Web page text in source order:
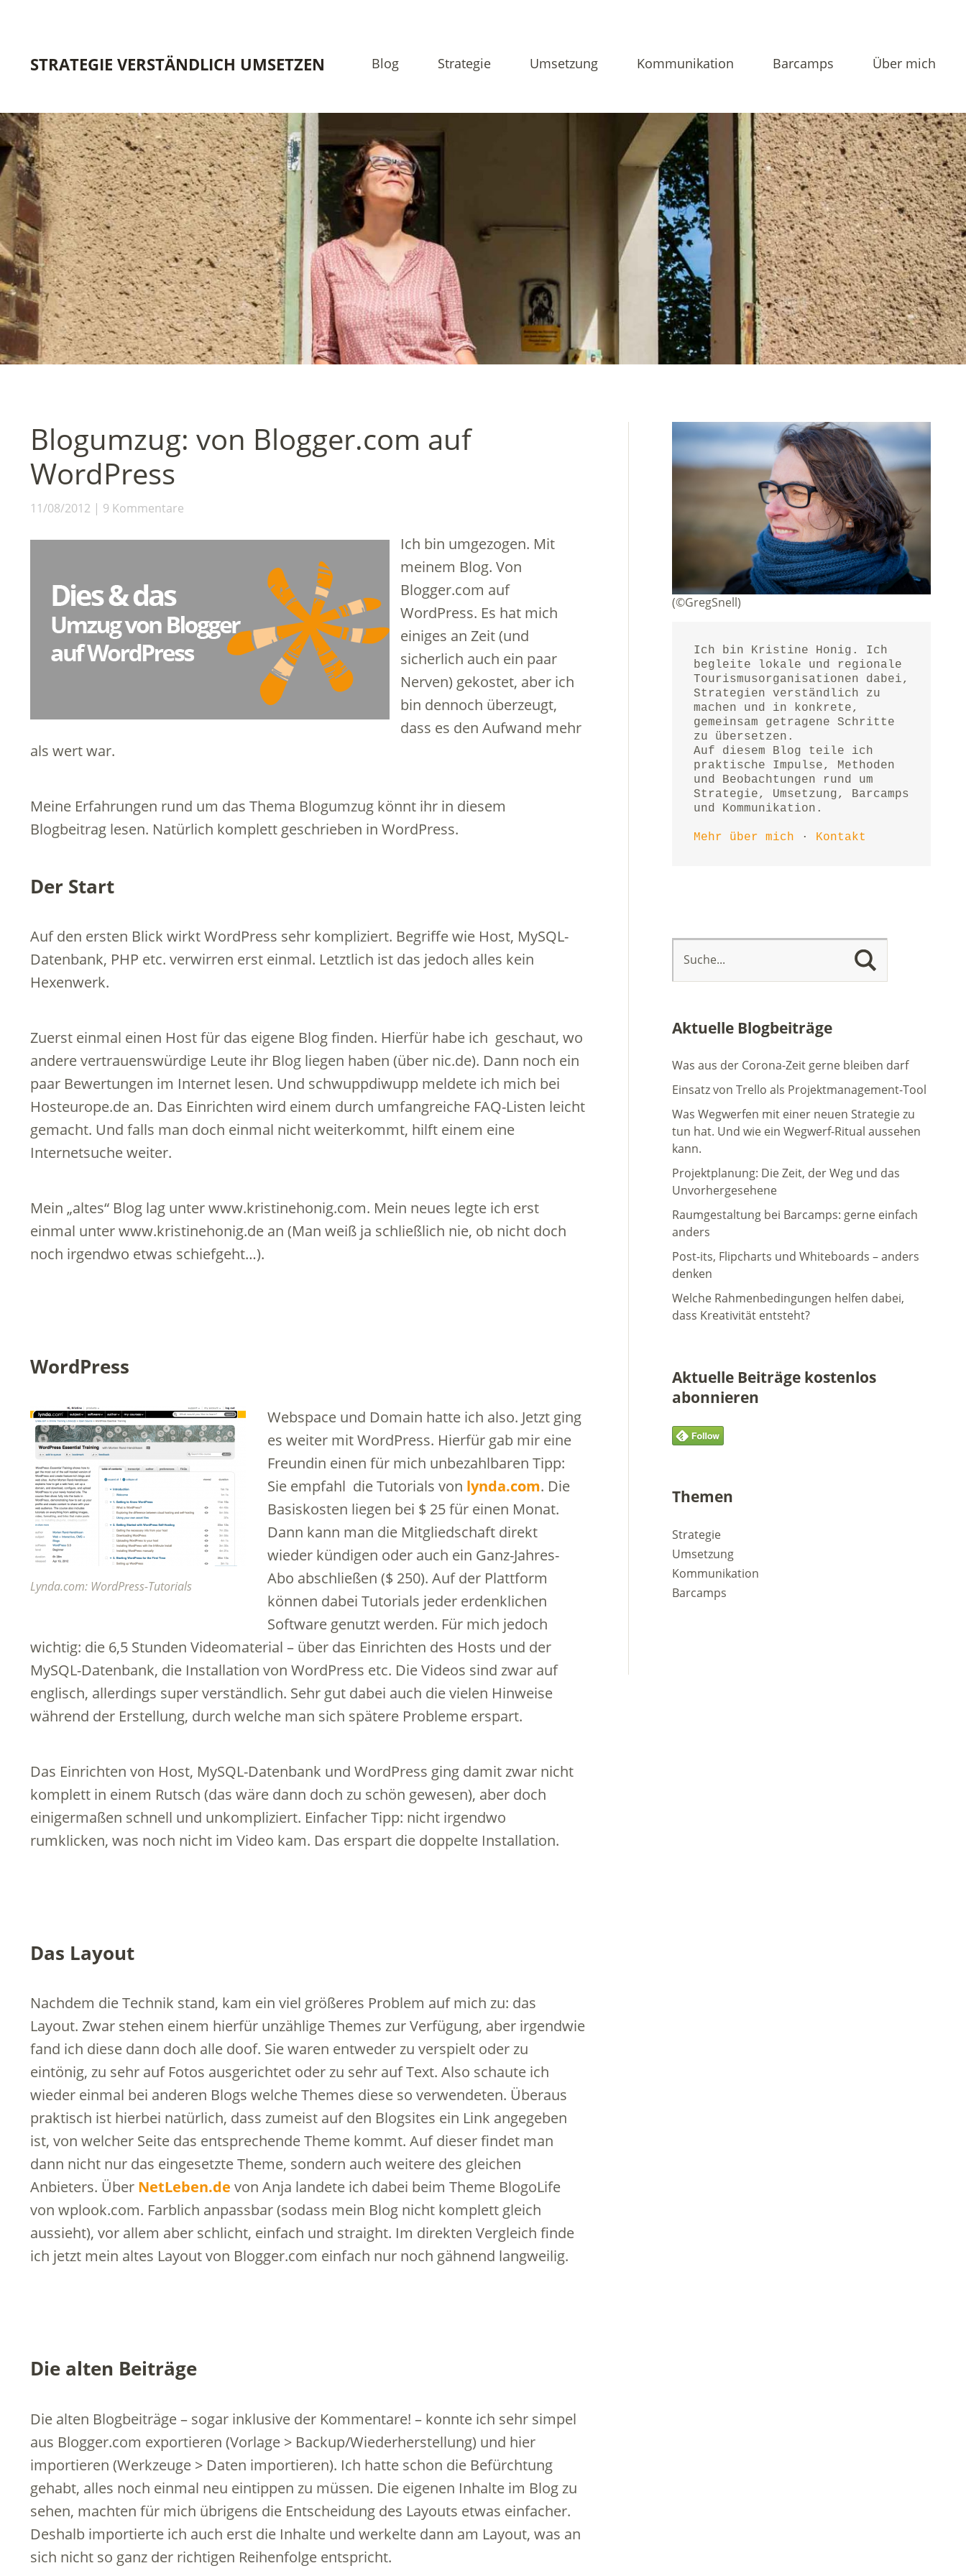
STRATEGIE VERSTÄNDLICH UMSETZEN Blog Strategie Umsetzung Kommunikation Barcamps Über mich
Blogumzug: von Blogger.com auf
WordPress
11/08/2012 9 Kommentare
Ich bin umgezogen. Mit
meinem Blog. Von
Blogger.com auf
WordPress. Es hat mich
einiges an Zeit (und
sicherlich auch ein paar
Nerven) gekostet, aber ich
bin dennoch überzeugt,
dass es den Aufwand mehr
als wert war.
Meine Erfahrungen rund um das Thema Blogumzug könnt ihr in diesem
Blogbeitrag lesen. Natürlich komplett geschrieben in WordPress.
Der Start
Auf den ersten Blick wirkt WordPress sehr kompliziert. Begriffe wie Host, MySQL-
Datenbank, PHP etc. verwirren erst einmal. Letztlich ist das jedoch alles kein
Hexenwerk.
Zuerst einmal einen Host für das eigene Blog finden. Hierfür habe ich geschaut, wo
andere vertrauenswürdige Leute ihr Blog liegen haben (über nic.de). Dann noch ein
paar Bewertungen im Internet lesen. Und schwuppdiwupp meldete ich mich bei
Hosteurope.de an. Das Einrichten wird einem durch umfangreiche FAQ-Listen leicht
gemacht. Und falls man doch einmal nicht weiterkommt, hilft einem eine
Internetsuche weiter.
Mein „altes“ Blog lag unter www.kristinehonig.com. Mein neues legte ich erst
einmal unter www.kristinehonig.de an (Man weiß ja schließlich nie, ob nicht doch
noch irgendwo etwas schiefgeht…).
WordPress
Lynda.com: WordPress-Tutorials
Webspace und Domain hatte ich also. Jetzt ging
es weiter mit WordPress. Hierfür gab mir eine
Freundin einen für mich unbezahlbaren Tipp:
Sie empfahl die Tutorials von lynda.com. Die
Basiskosten liegen bei $ 25 für einen Monat.
Dann kann man die Mitgliedschaft direkt
wieder kündigen oder auch ein Ganz-Jahres-
Abo abschließen ($ 250). Auf der Plattform
können dabei Tutorials jeder erdenklichen
Software genutzt werden. Für mich jedoch
wichtig: die 6,5 Stunden Videomaterial – über das Einrichten des Hosts und der
MySQL-Datenbank, die Installation von WordPress etc. Die Videos sind zwar auf
englisch, allerdings super verständlich. Sehr gut dabei auch die vielen Hinweise
während der Erstellung, durch welche man sich spätere Probleme erspart.
Das Einrichten von Host, MySQL-Datenbank und WordPress ging damit zwar nicht
komplett in einem Rutsch (das wäre dann doch zu schön gewesen), aber doch
einigermaßen schnell und unkompliziert. Einfacher Tipp: nicht irgendwo
rumklicken, was noch nicht im Video kam. Das erspart die doppelte Installation.
Das Layout
Nachdem die Technik stand, kam ein viel größeres Problem auf mich zu: das
Layout. Zwar stehen einem hierfür unzählige Themes zur Verfügung, aber irgendwie
fand ich diese dann doch alle doof. Sie waren entweder zu verspielt oder zu
eintönig, zu sehr auf Fotos ausgerichtet oder zu sehr auf Text. Also schaute ich
wieder einmal bei anderen Blogs welche Themes diese so verwendeten. Überaus
praktisch ist hierbei natürlich, dass zumeist auf den Blogsites ein Link angegeben
ist, von welcher Seite das entsprechende Theme kommt. Auf dieser findet man
dann nicht nur das eingesetzte Theme, sondern auch weitere des gleichen
Anbieters. Über NetLeben.de von Anja landete ich dabei beim Theme BlogoLife
von wplook.com. Farblich anpassbar (sodass mein Blog nicht komplett gleich
aussieht), vor allem aber schlicht, einfach und straight. Im direkten Vergleich finde
ich jetzt mein altes Layout von Blogger.com einfach nur noch gähnend langweilig.
Die alten Beiträge
Die alten Blogbeiträge – sogar inklusive der Kommentare! – konnte ich sehr simpel
aus Blogger.com exportieren (Vorlage > Backup/Wiederherstellung) und hier
importieren (Werkzeuge > Daten importieren). Ich hatte schon die Befürchtung
gehabt, alles noch einmal neu eintippen zu müssen. Die eigenen Inhalte im Blog zu
sehen, machten für mich übrigens die Entscheidung des Layouts etwas einfacher.
Deshalb importierte ich auch erst die Inhalte und werkelte dann am Layout, was an
sich nicht so ganz der richtigen Reihenfolge entspricht.
(©GregSnell)
Ich bin Kristine Honig. Ich
begleite lokale und regionale
Tourismusorganisationen dabei,
Strategien verständlich zu
machen und in konkrete,
gemeinsam getragene Schritte
zu übersetzen.
Auf diesem Blog teile ich
praktische Impulse, Methoden
und Beobachtungen rund um
Strategie, Umsetzung, Barcamps
und Kommunikation.
Mehr über mich · Kontakt
Aktuelle Blogbeiträge
Was aus der Corona-Zeit gerne bleiben darf
Einsatz von Trello als Projektmanagement-Tool
Was Wegwerfen mit einer neuen Strategie zu
tun hat. Und wie ein Wegwerf-Ritual aussehen
kann.
Projektplanung: Die Zeit, der Weg und das
Unvorhergesehene
Raumgestaltung bei Barcamps: gerne einfach
anders
Post-its, Flipcharts und Whiteboards – anders
denken
Welche Rahmenbedingungen helfen dabei,
dass Kreativität entsteht?
Aktuelle Beiträge kostenlos
abonnieren
Themen
Strategie
Umsetzung
Kommunikation
Barcamps